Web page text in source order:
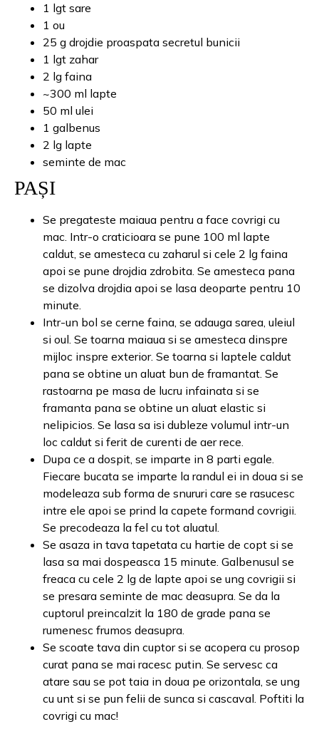
1 lgt sare
1 ou
25 g drojdie proaspata secretul bunicii
1 lgt zahar
2 lg faina
~300 ml lapte
50 ml ulei
1 galbenus
2 lg lapte
seminte de mac
PAȘI
Se pregateste maiaua pentru a face covrigi cu
mac. Intr-o craticioara se pune 100 ml lapte
caldut, se amesteca cu zaharul si cele 2 lg faina
apoi se pune drojdia zdrobita. Se amesteca pana
se dizolva drojdia apoi se lasa deoparte pentru 10
minute.
Intr-un bol se cerne faina, se adauga sarea, uleiul
si oul. Se toarna maiaua si se amesteca dinspre
mijloc inspre exterior. Se toarna si laptele caldut
pana se obtine un aluat bun de framantat. Se
rastoarna pe masa de lucru infainata si se
framanta pana se obtine un aluat elastic si
nelipicios. Se lasa sa isi dubleze volumul intr-un
loc caldut si ferit de curenti de aer rece.
Dupa ce a dospit, se imparte in 8 parti egale.
Fiecare bucata se imparte la randul ei in doua si se
modeleaza sub forma de snururi care se rasucesc
intre ele apoi se prind la capete formand covrigii.
Se precodeaza la fel cu tot aluatul.
Se asaza in tava tapetata cu hartie de copt si se
lasa sa mai dospeasca 15 minute. Galbenusul se
freaca cu cele 2 lg de lapte apoi se ung covrigii si
se presara seminte de mac deasupra. Se da la
cuptorul preincalzit la 180 de grade pana se
rumenesc frumos deasupra.
Se scoate tava din cuptor si se acopera cu prosop
curat pana se mai racesc putin. Se servesc ca
atare sau se pot taia in doua pe orizontala, se ung
cu unt si se pun felii de sunca si cascaval. Poftiti la
covrigi cu mac!